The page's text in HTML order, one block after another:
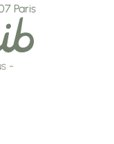
Paris
-